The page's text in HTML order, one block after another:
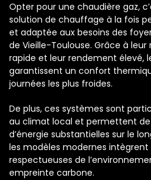
Opter pour une chaudière gaz,
solution de chauffage à la fois
et adaptée aux besoins des
de Vieille-Toulouse. Grâce à
rapide et leur rendement élevé,
garantissent un confort
journées les plus froides.
De plus, ces systèmes sont
au climat local et permettent de
d’énergie substantielles sur le
les modèles modernes
respectueuses de
empreinte carbone.